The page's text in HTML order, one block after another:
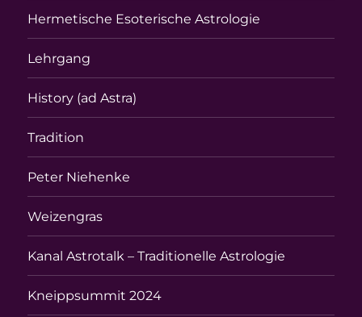
Hermetische Esoterische Astrologie
Lehrgang
History (ad Astra)
Tradition
Peter Niehenke
Weizengras
Kanal Astrotalk – Traditionelle Astrologie
Kneippsummit 2024